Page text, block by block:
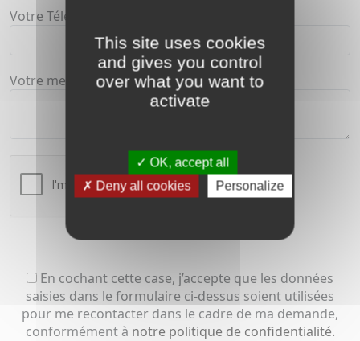
Votre Téléphone :
Votre message
En cochant cette case, j’accepte que les données
saisies dans le formulaire ci-dessus soient utilisées
pour me recontacter dans le cadre de ma demande,
conformément à notre politique de confidentialité.
This site uses cookies
and gives you control
over what you want to
activate
OK, accept all
Deny all cookies
Personalize